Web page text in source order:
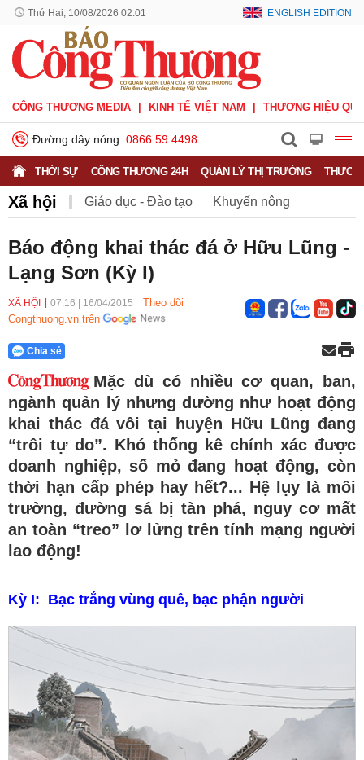
Thứ Hai, 10/08/2026 02:01 ENGLISH EDITION
CÔNG THƯƠNG MEDIA KINH TẾ VIỆT NAM THƯƠNG HIỆU
Đường dây nóng: 0866.59.4498
THỜI SỰ CÔNG THƯƠNG 24H QUẢN LÝ THỊ TRƯỜNG
Xã hội Giáo dục - Đào tạo Khuyến nông
Phát triển bền vững
Báo động khai thác đá ở Hữu Lũng -
Lạng Sơn (Kỳ I)
XÃ HỘI 07:16 16/04/2015
Theo dõi
Congthuong.vn trên
Chia sẻ
Mặc dù có nhiều cơ quan, ban,
ngành quản lý nhưng dường như hoạt động
khai thác đá vôi tại huyện Hữu Lũng đang
“trôi tự do”. Khó thống kê chính xác được
doanh nghiệp, số mỏ đang hoạt động, còn
thời hạn cấp phép hay hết?... Hệ lụy là môi
trường, đường sá bị tàn phá, nguy cơ mất
an toàn “treo” lơ lửng trên tính mạng người
lao động!
Kỳ I: Bạc trắng vùng quê, bạc phận người